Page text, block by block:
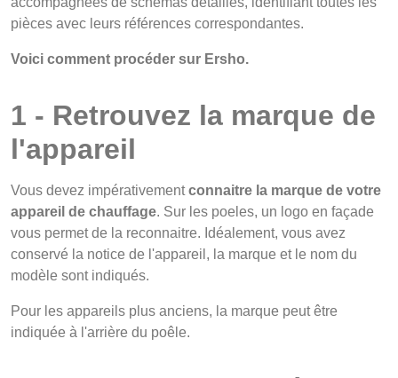
pièces avec leurs références correspondantes.
Voici comment procéder sur Ersho.
1 - Retrouvez la marque de
l'appareil
Vous devez impérativementconnaitre la marque de votre
appareil de chauffage. Sur les poeles, un logo en façade
vous permet de la reconnaitre. Idéalement, vous avez
conservé la notice de l'appareil, la marque et le nom du
modèle sont indiqués.
Pour les appareils plus anciens, la marque peut être
indiquée à l'arrière du poêle.